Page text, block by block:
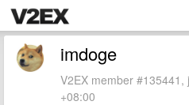
imdoge
V2EX member
+08:00